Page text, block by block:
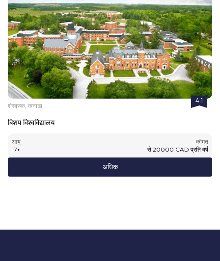
4.1
शेरब्रुक, कनाडा
बिशप विश्वविद्यालय
आयु
17+
कीमत
से 20000 CAD प्रति वर्ष
अधिक